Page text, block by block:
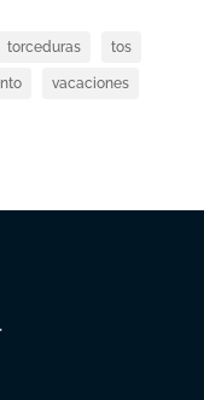
torceduras tos
vacaciones